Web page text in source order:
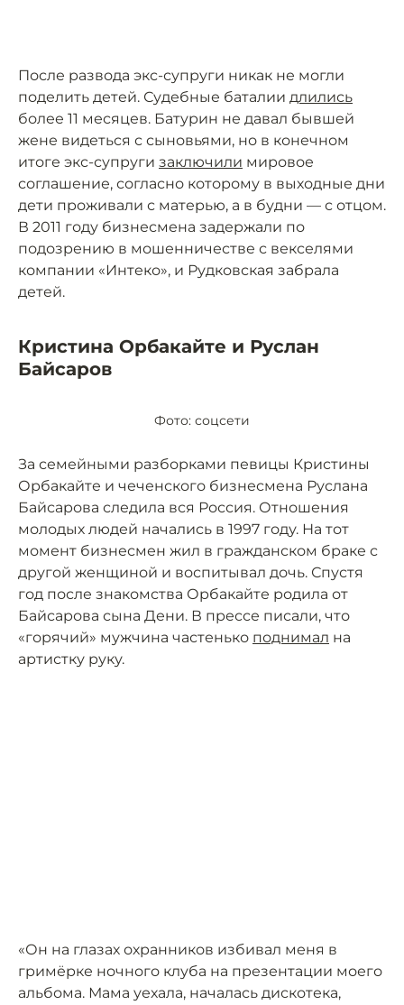
После развода экс-супруги никак не могли
поделить детей. Судебные баталии длились
более 11 месяцев. Батурин не давал бывшей
жене видеться с сыновьями, но в конечном
итоге экс-супруги заключили мировое
соглашение, согласно которому в выходные дни
дети проживали с матерью, а в будни — с отцом.
В 2011 году бизнесмена задержали по
подозрению в мошенничестве с векселями
компании «Интеко», и Рудковская забрала
детей.
Кристина Орбакайте и Руслан
Байсаров
Фото: соцсети
За семейными разборками певицы Кристины
Орбакайте и чеченского бизнесмена Руслана
Байсарова следила вся Россия. Отношения
молодых людей начались в 1997 году. На тот
момент бизнесмен жил в гражданском браке с
другой женщиной и воспитывал дочь. Спустя
год после знакомства Орбакайте родила от
Байсарова сына Дени. В прессе писали, что
«горячий» мужчина частенько поднимал на
артистку руку.
«Он на глазах охранников избивал меня в
гримёрке ночного клуба на презентации моего
альбома. Мама уехала, началась дискотека,